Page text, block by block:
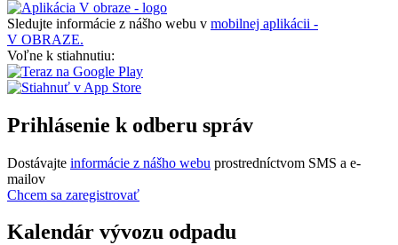
Sledujte informácie z nášho webu v mobilnej aplikácii -
V OBRAZE.
Voľne k stiahnutiu:
Prihlásenie k odberu správ
Dostávajte informácie z nášho webu prostredníctvom SMS a e-
mailov
Chcem sa zaregistrovať
Kalendár vývozu odpadu